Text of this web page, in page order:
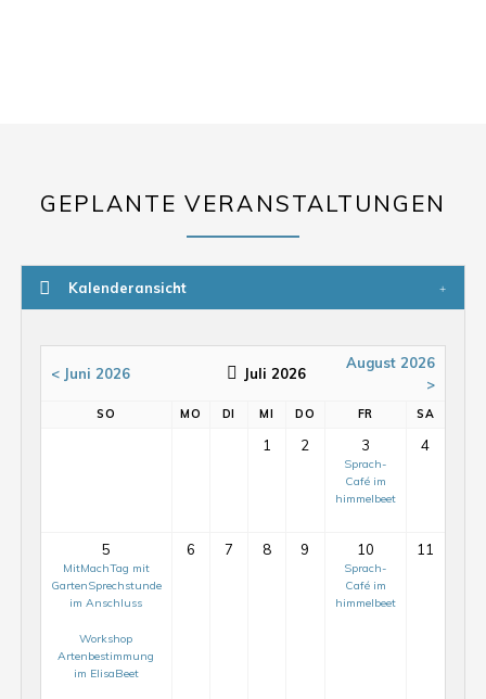
GEPLANTE VERANSTALTUNGEN
Kalenderansicht
< Juni 2026 Juli 2026
August 2026
>
SO MO DI MI DO FR SA
1 2 3
Sprach-
Café im
himmelbeet
4
5
MitMachTag mit
GartenSprechstunde
im Anschluss
Workshop
Artenbestimmung
im ElisaBeet
6 7 8 9 10
Sprach-
Café im
himmelbeet
11